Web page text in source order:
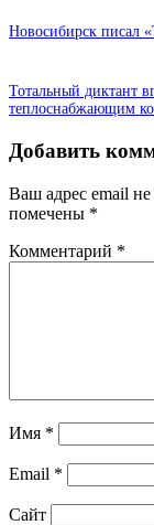
Новосибирск писал
Тотальный диктант
теплоснабжающим
Добавить
Ваш адрес email не
помечены *
Комментарий *
Имя *
Email *
Сайт